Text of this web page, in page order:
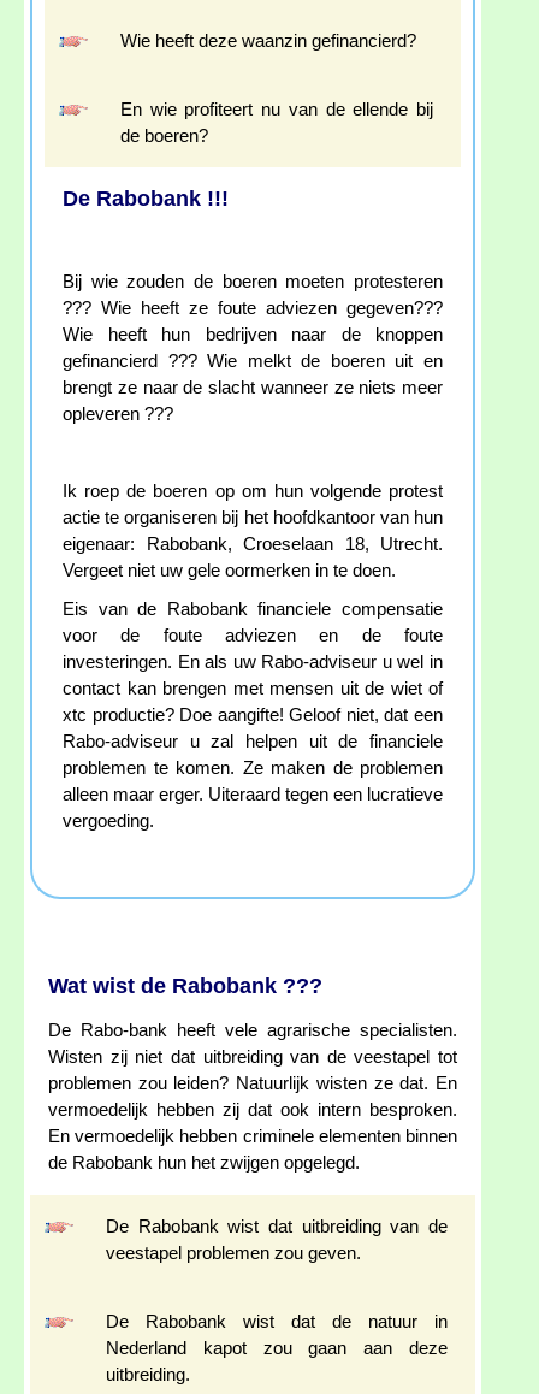
Wie heeft deze waanzin gefinancierd?
En wie profiteert nu van de ellende bij
de boeren?
De Rabobank !!!
Bij wie zouden de boeren moeten protesteren
??? Wie heeft ze foute adviezen gegeven???
Wie heeft hun bedrijven naar de knoppen
gefinancierd ??? Wie melkt de boeren uit en
brengt ze naar de slacht wanneer ze niets meer
opleveren ???
Ik roep de boeren op om hun volgende protest
actie te organiseren bij het hoofdkantoor van hun
eigenaar: Rabobank, Croeselaan 18, Utrecht.
Vergeet niet uw gele oormerken in te doen.
Eis van de Rabobank financiele compensatie
voor de foute adviezen en de foute
investeringen. En als uw Rabo-adviseur u wel in
contact kan brengen met mensen uit de wiet of
xtc productie? Doe aangifte! Geloof niet, dat een
Rabo-adviseur u zal helpen uit de financiele
problemen te komen. Ze maken de problemen
alleen maar erger. Uiteraard tegen een lucratieve
vergoeding.
Wat wist de Rabobank ???
De Rabo-bank heeft vele agrarische specialisten.
Wisten zij niet dat uitbreiding van de veestapel tot
problemen zou leiden? Natuurlijk wisten ze dat. En
vermoedelijk hebben zij dat ook intern besproken.
En vermoedelijk hebben criminele elementen binnen
de Rabobank hun het zwijgen opgelegd.
De Rabobank wist dat uitbreiding van de
veestapel problemen zou geven.
De Rabobank wist dat de natuur in
Nederland kapot zou gaan aan deze
uitbreiding.